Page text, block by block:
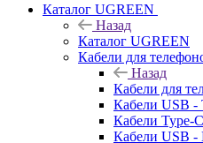
Каталог UGREEN
Назад
Каталог UGREEN
Кабели для
Назад
Кабели для
Кабели USB -
Кабели Type-
Кабели USB -